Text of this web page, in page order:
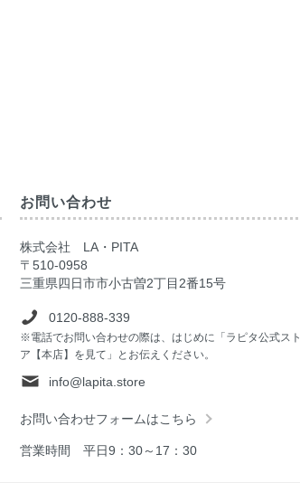
お問い合わせ
株式会社 LA・PITA
〒510-0958
三重県四日市市小古曽2丁目2番15号
0120-888-339
※電話でお問い合わせの際は、はじめに「ラピタ公式スト
ア【本店】を見て」とお伝えください。
info@lapita.store
お問い合わせフォームはこちら
営業時間 平日9：30～17：30